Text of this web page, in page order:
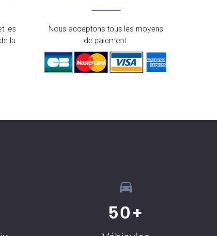
les
la
Nous acceptons tous les moyens
de paiement.
50+